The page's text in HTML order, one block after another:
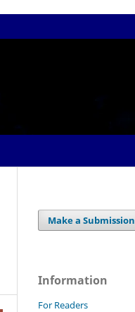
Make a Submission
Information
For Readers